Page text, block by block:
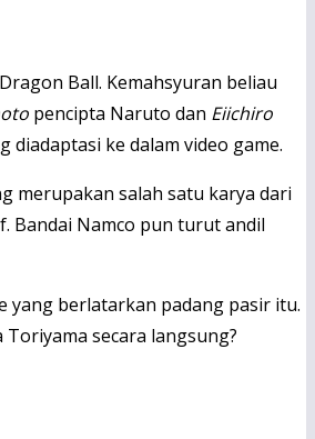
Ball. Kemahsyuran beliau
pencipta Naruto dan Eiichiro
ke dalam video game.
merupakan salah satu karya dari
Bandai Namco pun turut andil
yang berlatarkan padang pasir itu.
secara langsung?